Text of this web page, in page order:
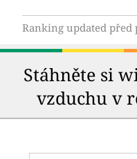
Ranking updated před
Stáhněte si
vzduchu v